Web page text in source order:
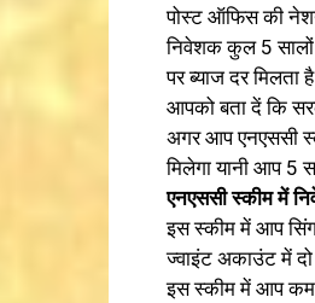
पोस्ट ऑफिस की
निवेशक कुल 5
पर ब्याज दर मिलता
आपको बता दें कि
अगर आप एनएससी
मिलेगा यानी आप 5
एनएससी स्कीम में
इस स्कीम में आप
ज्वाइंट अकाउंट में
इस स्कीम में आप